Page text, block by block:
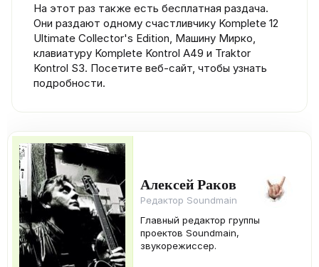
На этот раз также есть бесплатная раздача.
Они раздают одному счастливчику Komplete 12
Ultimate Collector's Edition, Машину Мирко,
клавиатуру Komplete Kontrol A49 и Traktor
Kontrol S3. Посетите веб-сайт, чтобы узнать
подробности.
Алексей Раков
Редактор Soundmain
Главный редактор группы
проектов Soundmain,
звукорежиссер.